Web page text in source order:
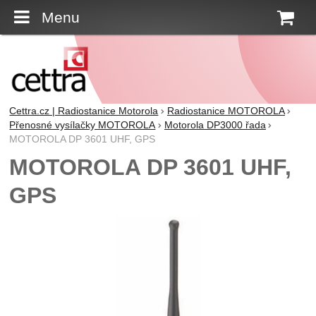
Menu
Cettra.cz | Radiostanice Motorola
Radiostanice MOTOROLA
Přenosné vysílačky MOTOROLA
Motorola DP3000 řada
MOTOROLA DP 3601 UHF, GPS
MOTOROLA DP 3601 UHF,
GPS